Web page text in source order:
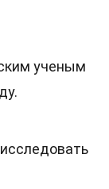
ученым